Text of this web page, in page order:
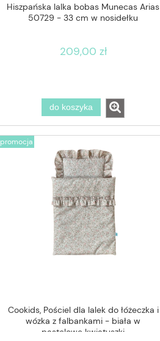
Hiszpańska lalka bobas Munecas Arias
50729 - 33 cm w nosidełku
209,00 zł
do koszyka
Cookids, Pościel dla lalek do łóżeczka i
wózka z falbankami - biała w
pastelowe kwiatuszki
promocja